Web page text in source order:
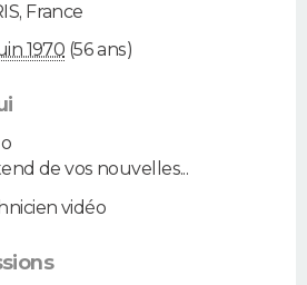
, France
1970 (56 ans)
de vos nouvelles...
vidéo